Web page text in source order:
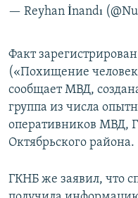
— Reyhan İnandı
Факт
(«Похищение
сообщает МВД,
группа из числа
оперативников МВД,
Октябрьского района.
ГКНБ же заявил, что